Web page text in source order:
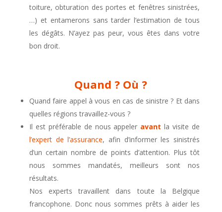
toiture, obturation des portes et fenêtres sinistrées,
…) et entamerons sans tarder l’estimation de tous
les dégâts. N’ayez pas peur, vous êtes dans votre
bon droit.
Quand ? Où ?
Quand faire appel à vous en cas de sinistre ? Et dans
quelles régions travaillez-vous ?
Il est préférable de nous appeler avant la visite de
l’expert de l’assurance, afin d’informer les sinistrés
d’un certain nombre de points d’attention. Plus tôt
nous sommes mandatés, meilleurs sont nos
résultats.
Nos experts travaillent dans toute la Belgique
francophone. Donc nous sommes prêts à aider les